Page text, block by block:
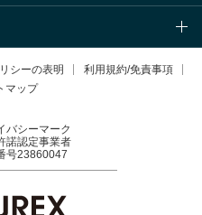
バシーマーク
諾認定事業者
号23860047
シーの表明
利用規約/免責事項
マップ